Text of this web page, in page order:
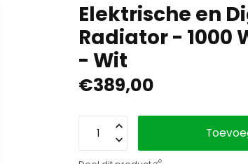
Elektrische en
Radiator - 1000
- Wit
€389,00